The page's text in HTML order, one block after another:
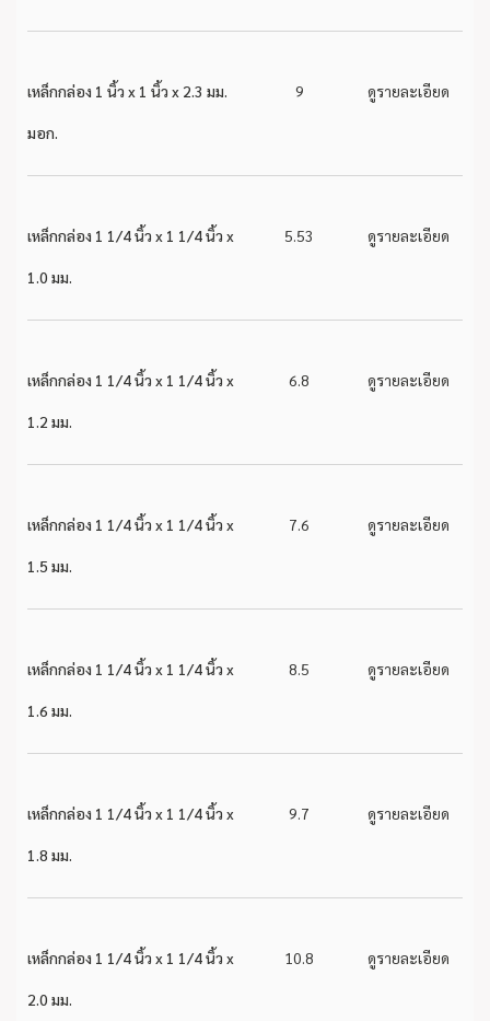
เหล็กกล่อง 1 นิ้ว x 1 นิ้ว x 2.3 มม.
มอก.
9 ดูรายละเอียด
เหล็กกล่อง 1 1/4 นิ้ว x 1 1/4 นิ้ว x
1.0 มม.
5.53 ดูรายละเอียด
เหล็กกล่อง 1 1/4 นิ้ว x 1 1/4 นิ้ว x
1.2 มม.
6.8 ดูรายละเอียด
เหล็กกล่อง 1 1/4 นิ้ว x 1 1/4 นิ้ว x
1.5 มม.
7.6 ดูรายละเอียด
เหล็กกล่อง 1 1/4 นิ้ว x 1 1/4 นิ้ว x
1.6 มม.
8.5 ดูรายละเอียด
เหล็กกล่อง 1 1/4 นิ้ว x 1 1/4 นิ้ว x
1.8 มม.
9.7 ดูรายละเอียด
เหล็กกล่อง 1 1/4 นิ้ว x 1 1/4 นิ้ว x
2.0 มม.
10.8 ดูรายละเอียด